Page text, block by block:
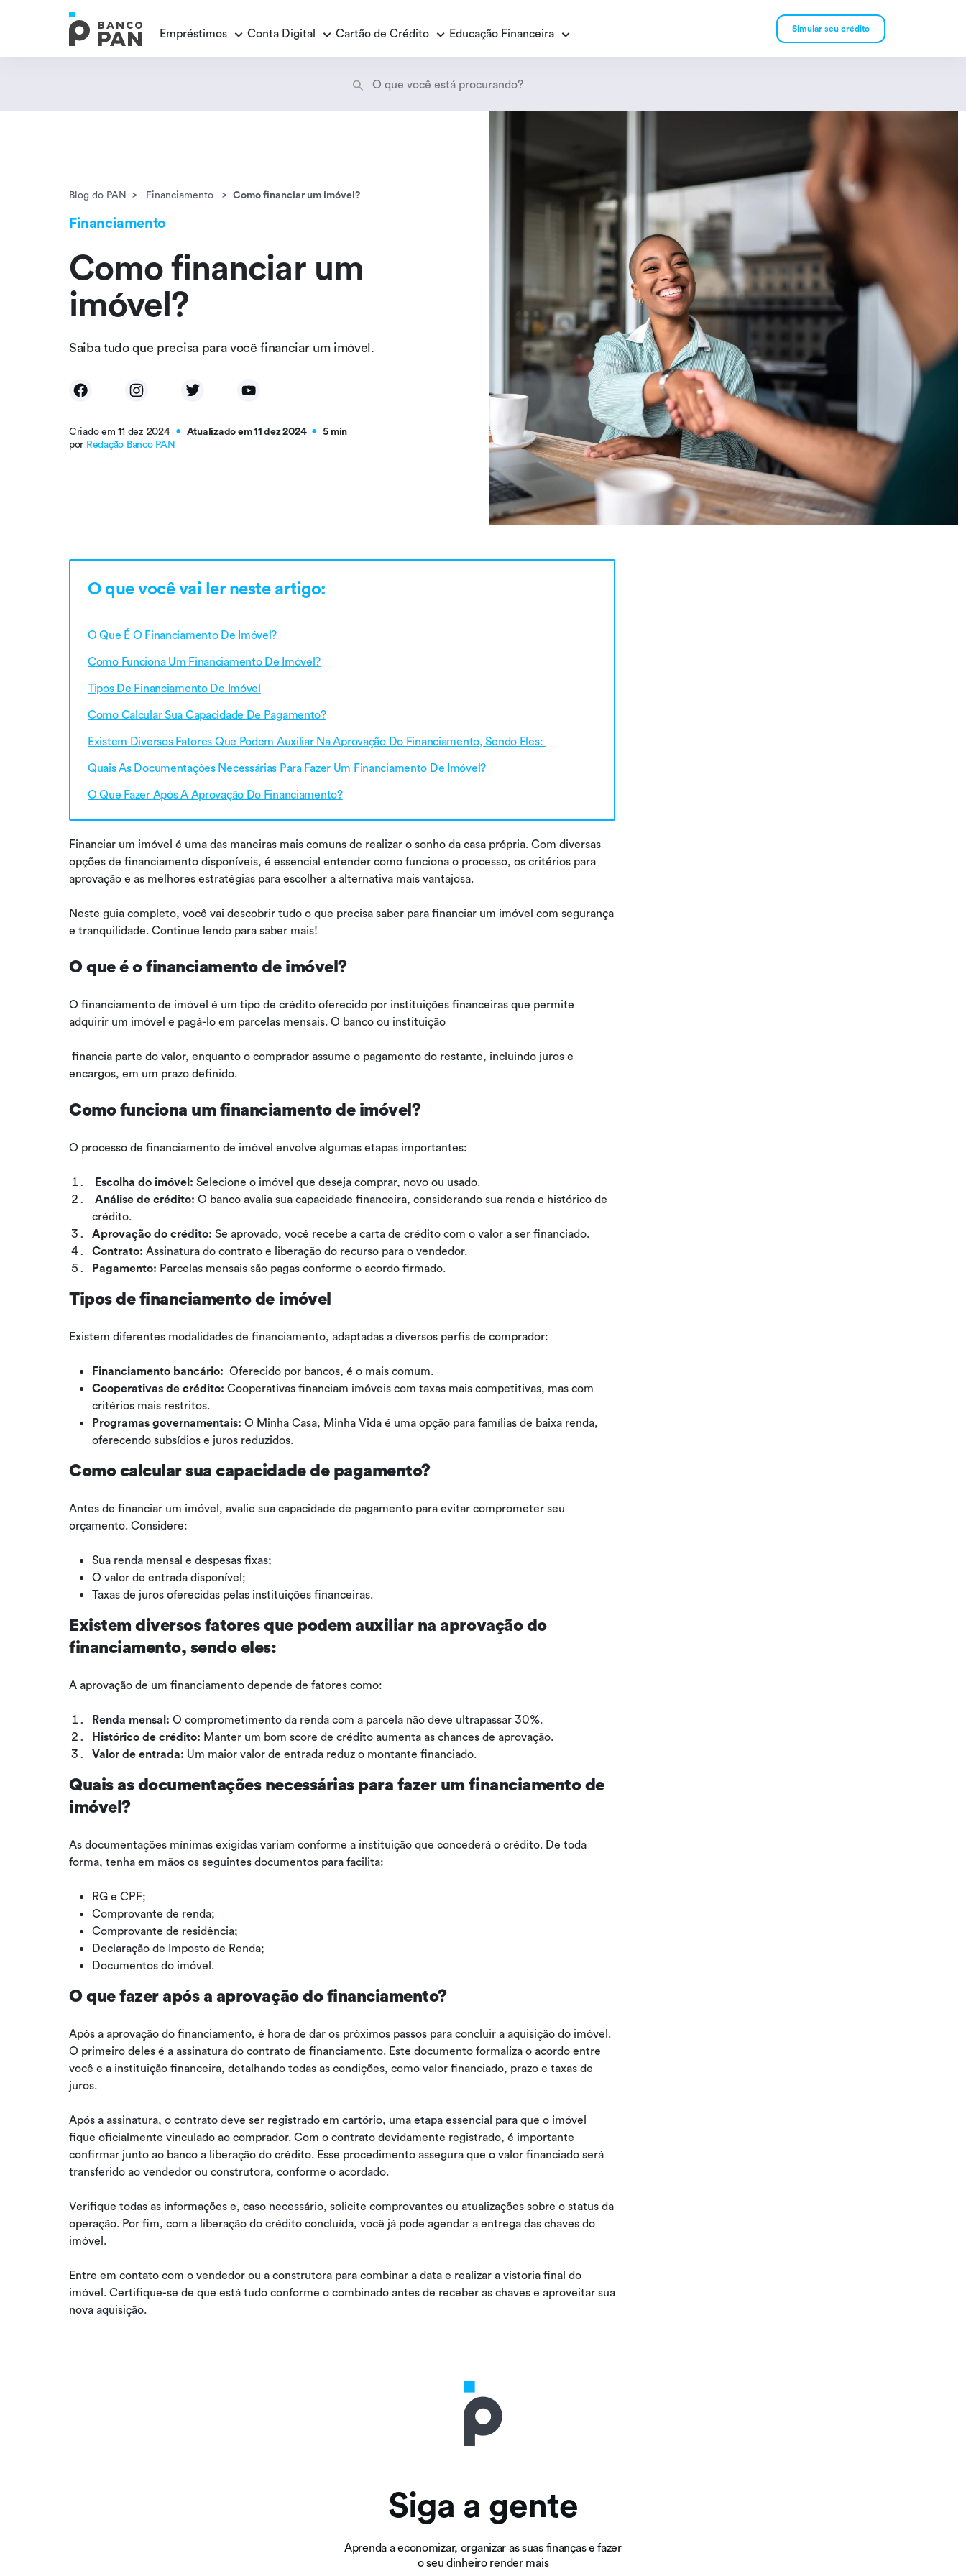
Empréstimos
Empréstimo Consignado
Empréstimo Consignado Loas
Privado
Conta Digital Cartão de Crédito Educação Financeira Simular seu crédito
Blog do PAN Financiamento Como financiar um imóvel?
Financiamento
Como financiar um
imóvel?
Saiba tudo que precisa para você financiar um imóvel.
Criado em 11 dez 2024 ● Atualizado em 11 dez 2024 ●
5 min
por Redação Banco PAN
O que você vai ler neste artigo:
O Que É O Financiamento De Imóvel?
Como Funciona Um Financiamento De Imóvel?
Tipos De Financiamento De Imóvel
Como Calcular Sua Capacidade De Pagamento?
Existem Diversos Fatores Que Podem Auxiliar Na Aprovação Do Financiamento, Sendo Eles:
Quais As Documentações Necessárias Para Fazer Um Financiamento De Imóvel?
O Que Fazer Após A Aprovação Do Financiamento?
Financiar um imóvel é uma das maneiras mais comuns de realizar o sonho da casa própria. Com diversas
opções de financiamento disponíveis, é essencial entender como funciona o processo, os critérios para
aprovação e as melhores estratégias para escolher a alternativa mais vantajosa.
Neste guia completo, você vai descobrir tudo o que precisa saber para financiar um imóvel com segurança
e tranquilidade. Continue lendo para saber mais!
O que é o financiamento de imóvel?
O financiamento de imóvel é um tipo de crédito oferecido por instituições financeiras que permite
adquirir um imóvel e pagá-lo em parcelas mensais. O banco ou instituição
financia parte do valor, enquanto o comprador assume o pagamento do restante, incluindo juros e
encargos, em um prazo definido.
Como funciona um financiamento de imóvel?
O processo de financiamento de imóvel envolve algumas etapas importantes:
Escolha do imóvel: Selecione o imóvel que deseja comprar, novo ou usado.
Análise de crédito: O banco avalia sua capacidade financeira, considerando sua renda e histórico de
crédito.
Aprovação do crédito: Se aprovado, você recebe a carta de crédito com o valor a ser financiado.
Contrato: Assinatura do contrato e liberação do recurso para o vendedor.
Pagamento: Parcelas mensais são pagas conforme o acordo firmado.
Tipos de financiamento de imóvel
Existem diferentes modalidades de financiamento, adaptadas a diversos perfis de comprador:
Financiamento bancário: Oferecido por bancos, é o mais comum.
Cooperativas de crédito: Cooperativas financiam imóveis com taxas mais competitivas, mas com
critérios mais restritos.
Programas governamentais: O Minha Casa, Minha Vida é uma opção para famílias de baixa renda,
oferecendo subsídios e juros reduzidos.
Como calcular sua capacidade de pagamento?
Antes de financiar um imóvel, avalie sua capacidade de pagamento para evitar comprometer seu
orçamento. Considere:
Sua renda mensal e despesas fixas;
O valor de entrada disponível;
Taxas de juros oferecidas pelas instituições financeiras.
Existem diversos fatores que podem auxiliar na aprovação do
financiamento, sendo eles:
A aprovação de um financiamento depende de fatores como:
Renda mensal: O comprometimento da renda com a parcela não deve ultrapassar 30%.
Histórico de crédito: Manter um bom score de crédito aumenta as chances de aprovação.
Valor de entrada: Um maior valor de entrada reduz o montante financiado.
Quais as documentações necessárias para fazer um financiamento de
imóvel?
As documentações mínimas exigidas variam conforme a instituição que concederá o crédito. De toda
forma, tenha em mãos os seguintes documentos para facilita:
RG e CPF;
Comprovante de renda;
Comprovante de residência;
Declaração de Imposto de Renda;
Documentos do imóvel.
O que fazer após a aprovação do financiamento?
Após a aprovação do financiamento, é hora de dar os próximos passos para concluir a aquisição do imóvel.
O primeiro deles é a assinatura do contrato de financiamento. Este documento formaliza o acordo entre
você e a instituição financeira, detalhando todas as condições, como valor financiado, prazo e taxas de
juros.
Após a assinatura, o contrato deve ser registrado em cartório, uma etapa essencial para que o imóvel
fique oficialmente vinculado ao comprador. Com o contrato devidamente registrado, é importante
confirmar junto ao banco a liberação do crédito. Esse procedimento assegura que o valor financiado será
transferido ao vendedor ou construtora, conforme o acordado.
Verifique todas as informações e, caso necessário, solicite comprovantes ou atualizações sobre o status da
operação. Por fim, com a liberação do crédito concluída, você já pode agendar a entrega das chaves do
imóvel.
Entre em contato com o vendedor ou a construtora para combinar a data e realizar a vistoria final do
imóvel. Certifique-se de que está tudo conforme o combinado antes de receber as chaves e aproveitar sua
nova aquisição.
Siga a gente
Aprenda a economizar, organizar as suas finanças e fazer
o seu dinheiro render mais